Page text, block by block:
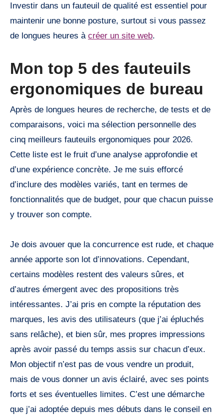
Investir dans un fauteuil de qualité est essentiel pour
maintenir une bonne posture, surtout si vous passez
de longues heures à créer un site web.
Mon top 5 des fauteuils
ergonomiques de bureau
Après de longues heures de recherche, de tests et de
comparaisons, voici ma sélection personnelle des
cinq meilleurs fauteuils ergonomiques pour 2026.
Cette liste est le fruit d’une analyse approfondie et
d’une expérience concrète. Je me suis efforcé
d’inclure des modèles variés, tant en termes de
fonctionnalités que de budget, pour que chacun puisse
y trouver son compte.
Je dois avouer que la concurrence est rude, et chaque
année apporte son lot d’innovations. Cependant,
certains modèles restent des valeurs sûres, et
d’autres émergent avec des propositions très
intéressantes. J’ai pris en compte la réputation des
marques, les avis des utilisateurs (que j’ai épluchés
sans relâche), et bien sûr, mes propres impressions
après avoir passé du temps assis sur chacun d’eux.
Mon objectif n’est pas de vous vendre un produit,
mais de vous donner un avis éclairé, avec ses points
forts et ses éventuelles limites. C’est une démarche
que j’ai adoptée depuis mes débuts dans le conseil en